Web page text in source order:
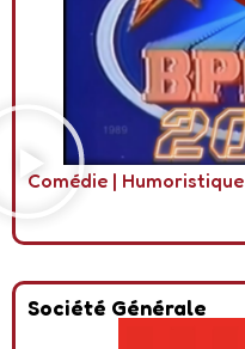
Comédie | Humoristique
Société Générale